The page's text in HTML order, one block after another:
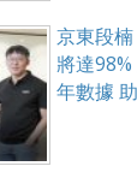
京東段
將達
年數據